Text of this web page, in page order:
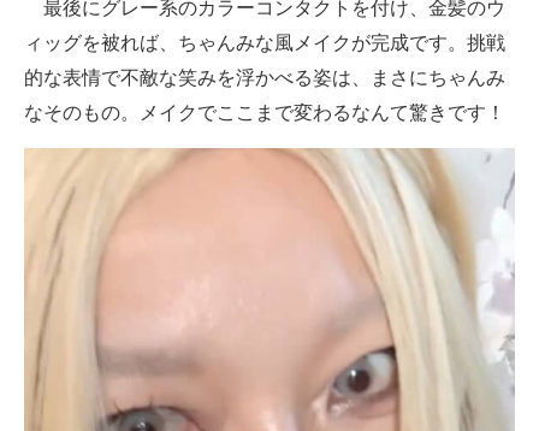
最後にグレー系のカラーコンタクトを付け、金髪のウ
ィッグを被れば、ちゃんみな風メイクが完成です。挑戦
的な表情で不敵な笑みを浮かべる姿は、まさにちゃんみ
なそのもの。メイクでここまで変わるなんて驚きです！